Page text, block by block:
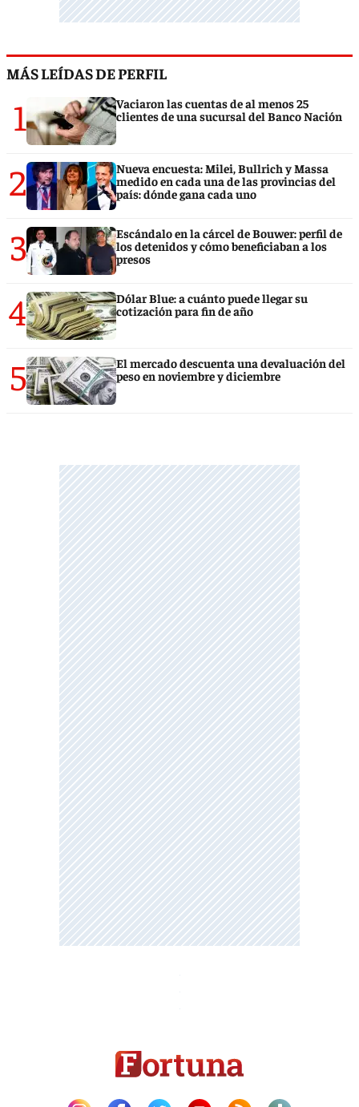
MÁS LEÍDAS DE PERFIL
1
Vaciaron las cuentas de al menos 25
clientes de una sucursal del Banco Nación
2
Nueva encuesta: Milei, Bullrich y Massa
medido en cada una de las provincias del
país: dónde gana cada uno
3
Escándalo en la cárcel de Bouwer: perfil de
los detenidos y cómo beneficiaban a los
presos
4
Dólar Blue: a cuánto puede llegar su
cotización para fin de año
5
El mercado descuenta una devaluación del
peso en noviembre y diciembre